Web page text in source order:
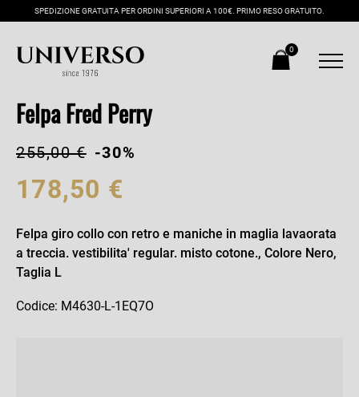
SPEDIZIONE GRATUITA PER ORDINI SUPERIORI A 100€. PRIMO RESO GRATUITO.
0
Felpa Fred Perry
255,00 € -30%
178,50 €
Felpa giro collo con retro e maniche in maglia lavaorata
a treccia. vestibilita' regular. misto cotone., Colore Nero,
Taglia L
Codice: M4630-L-1EQ7O